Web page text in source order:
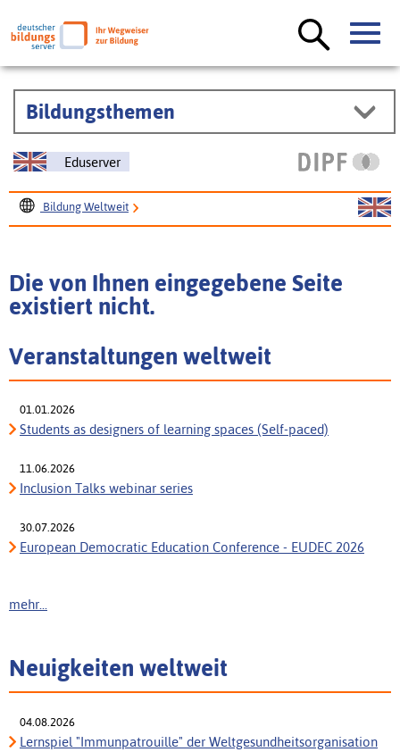
Bildungsthemen
Eduserver
Bildung Weltweit
Die von Ihnen eingegebene Seite
existiert nicht.
Veranstaltungen weltweit
01.01.2026
Students as designers of learning spaces (Self-paced)
11.06.2026
Inclusion Talks webinar series
30.07.2026
European Democratic Education Conference - EUDEC 2026
mehr...
Neuigkeiten weltweit
04.08.2026
Lernspiel "Immunpatrouille" der Weltgesundheitsorganisation